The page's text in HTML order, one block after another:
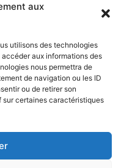
aux
utilisons des technologies
aux informations des
nous permettra de
de navigation ou les ID
ou de retirer son
certaines caractéristiques
Données
de Vente